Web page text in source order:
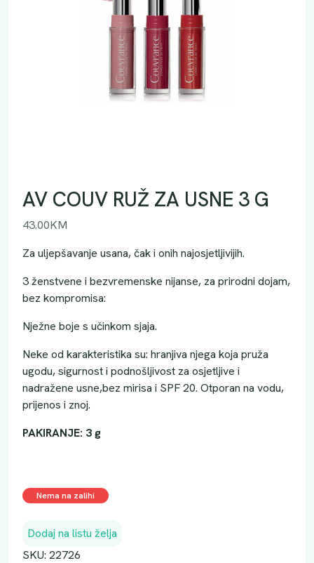
AV COUV RUŽ ZA USNE 3 G
43.00KM
Za uljepšavanje usana, čak i onih najosjetljivijih.
3 ženstvene i bezvremenske nijanse, za prirodni dojam,
bez kompromisa:
Nježne boje s učinkom sjaja.
Neke od karakteristika su: hranjiva njega koja pruža
ugodu, sigurnost i podnošljivost za osjetljive i
nadražene usne,bez mirisa i SPF 20. Otporan na vodu,
prijenos i znoj.
PAKIRANJE: 3 g
Nema na zalihi
Dodaj na listu želja
SKU: 22726